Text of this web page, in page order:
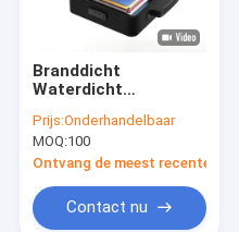
Branddicht
Waterdicht
Organisator Doos
Grote capaciteit
Dossieropslag Case
met slot Certificaat
& Bill Holder voor
Home Office Gebruik
Prijs:Onderhandelbaar
MOQ:100
Ontvang de meest recente Prijs
Contact nu